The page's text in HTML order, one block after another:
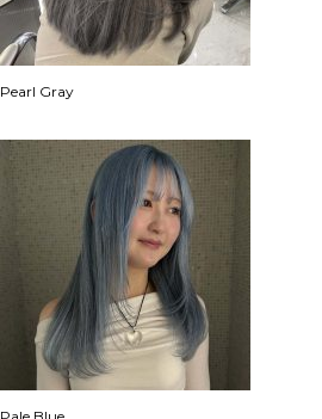
Pearl Gray